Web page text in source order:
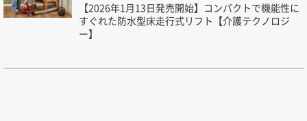
【2026年1月13日発売開始】コンパクトで機能性に
すぐれた防水型床走行式リフト【介護テクノロジ
ー】